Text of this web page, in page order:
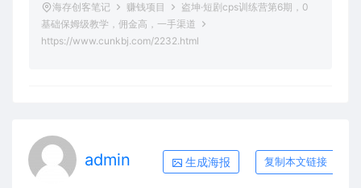
海存创客笔记 赚钱项目
盗坤·短剧cps训练营第6期，0
基础保姆级教学，佣金高，一手渠道
https://www.cunkbj.com/2232.html
admin 生成海报 复制本文链接